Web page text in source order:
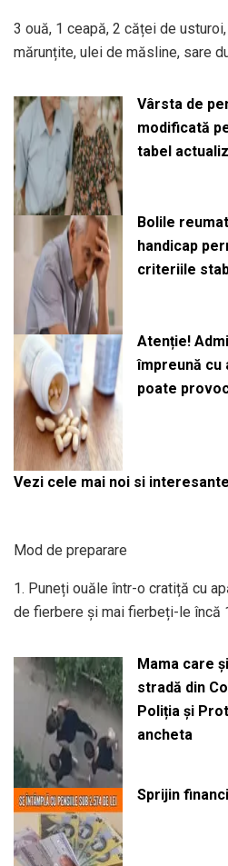
3 ouă, 1 ceapă, 2 căței de
mărunțite, ulei de măsline, sare
Vârsta de
modificată
tabel
Bolile
handicap
criteriile
Atenție!
împreună cu
poate
Vezi cele mai noi si
Mod de preparare
1. Puneți ouăle într-o cratiță cu
de fierbere și mai fierbeți-le încă
Mama care
stradă din
Poliția și
ancheta
Sprijin